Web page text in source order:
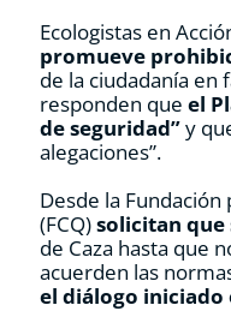
Ecologistas en
promueve
de la ciudadanía en
responden queel
de seguridad”y
alegaciones”.
Desde la
(FCQ)solicitan que
de Caza hasta que
acuerden las
el diálogo iniciado